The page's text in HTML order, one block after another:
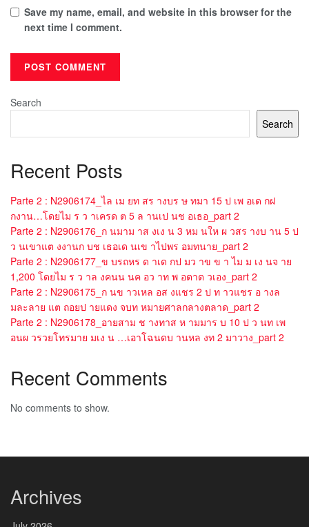
Save my name, email, and website in this browser for the
next time I comment.
Search
Search
Recent Posts
Parte 2 : N2906174_ไล เม ยท สร างบร ษ ทมา 15 ป เพ อเด กฝ
กงาน…โดยไม ร ว าเครด ต 5 ล านเป นช อเธอ_part 2
Parte 2 : N2906176_ก นมาม าส งเง น 3 หม นให ผ วสร างบ าน 5 ป
ว นเขาแต งงานก บช เธอเด นเข าไปพร อมทนาย_part 2
Parte 2 : N2906177_ข บรถหร ด าเด กป มว าข ข า ไม ม เง นจ าย
1,200 โดยไม ร ว าล งคนน นค อว าท พ อตาต วเอง_part 2
Parte 2 : N2906175_ก นข าวเหล อส งแชร 2 ป ท าวแชร อ างล
มละลาย แต ถอยป ายแดง จบท หมายศาลกลางตลาด_part 2
Parte 2 : N2906178_อายสาม ช างทาส ห ามมาร บ 10 ป ว นท เพ
อนผ วรวยโทรมาย มเง น …เอาโฉนดบ านหล งท 2 มาวาง_part 2
Recent Comments
No comments to show.
Archives